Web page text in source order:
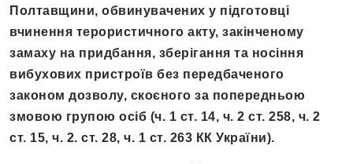
Полтавщини, обвинувачених у підготовці
вчинення терористичного акту, закінченому
замаху на придбання, зберігання та носіння
вибухових пристроїв без передбаченого
законом дозволу, скоєного за попередньою
змовою групою осіб (ч. 1 ст. 14, ч. 2 ст. 258, ч. 2
ст. 15, ч. 2. ст. 28, ч. 1 ст. 263 КК України).